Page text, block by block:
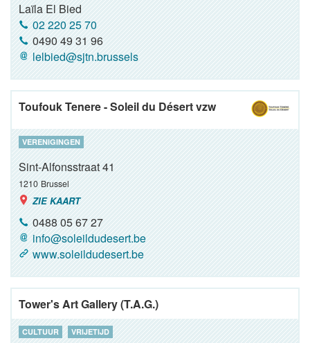
Laïla El Bied
02 220 25 70
0490 49 31 96
lelbied@sjtn.brussels
Toufouk Tenere - Soleil du Désert vzw
VERENIGINGEN
Sint-Alfonsstraat 41
1210 Brussel
ZIE KAART
0488 05 67 27
info@soleildudesert.be
www.soleildudesert.be
Tower's Art Gallery (T.A.G.)
CULTUUR VRIJETIJD